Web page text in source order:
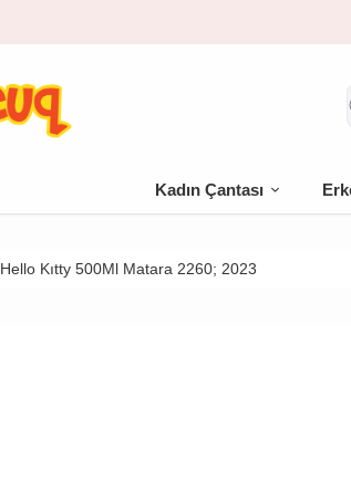
Kadın Çantası
Hello Kıtty 500Ml Matara 2260; 2023